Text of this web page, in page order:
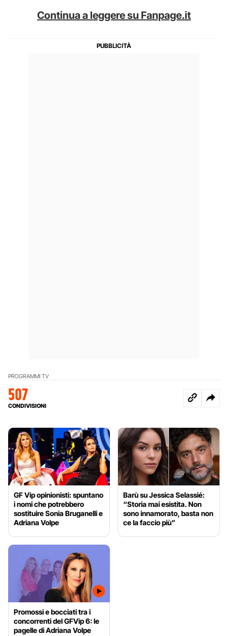
Continua a leggere su Fanpage.it
PROGRAMMI TV
507
CONDIVISIONI
GF Vip opinionisti: spuntano
i nomi che potrebbero
sostituire Sonia Bruganelli e
Adriana Volpe
Barù su Jessica Selassié:
“Storia mai esistita. Non
sono innamorato, basta non
ce la faccio più”
Promossi e bocciati tra i
concorrenti del GFVip 6: le
pagelle di Adriana Volpe